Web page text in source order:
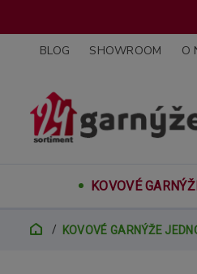
BLOG SHOWROOM O
KOVOVÉ
KOVOVÉ GARNÝŽE